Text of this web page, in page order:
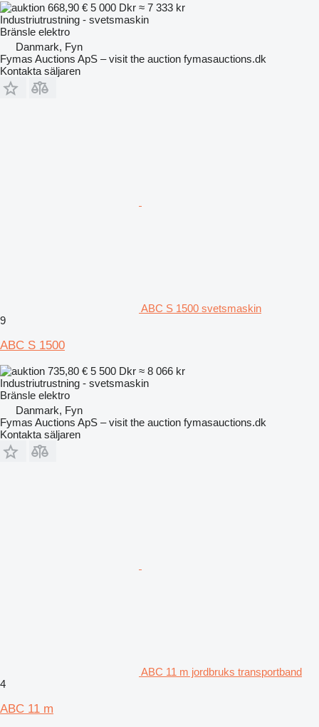
668,90 € 5 000 Dkr ≈ 7 333 kr
Industriutrustning - svetsmaskin
Bränsle elektro
Danmark, Fyn
Fymas Auctions ApS – visit the auction fymasauctions.dk
Kontakta säljaren
ABC S 1500 svetsmaskin
9
ABC S 1500
735,80 € 5 500 Dkr ≈ 8 066 kr
Industriutrustning - svetsmaskin
Bränsle elektro
Danmark, Fyn
Fymas Auctions ApS – visit the auction fymasauctions.dk
Kontakta säljaren
ABC 11 m jordbruks transportband
4
ABC 11 m